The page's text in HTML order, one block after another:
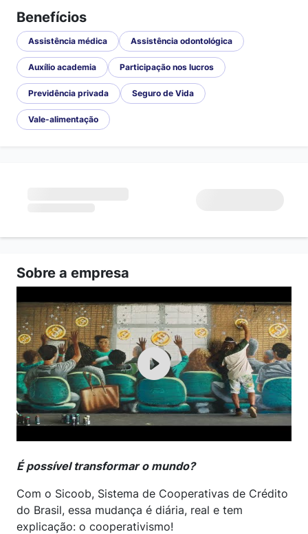
Benefícios
Assistência médica Assistência odontológica
Auxílio academia Participação nos lucros
Previdência privada Seguro de Vida
Vale-alimentação
Sobre a empresa
É possível transformar o mundo?
Com o Sicoob, Sistema de Cooperativas de Crédito
do Brasil, essa mudança é diária, real e tem
explicação: o cooperativismo!